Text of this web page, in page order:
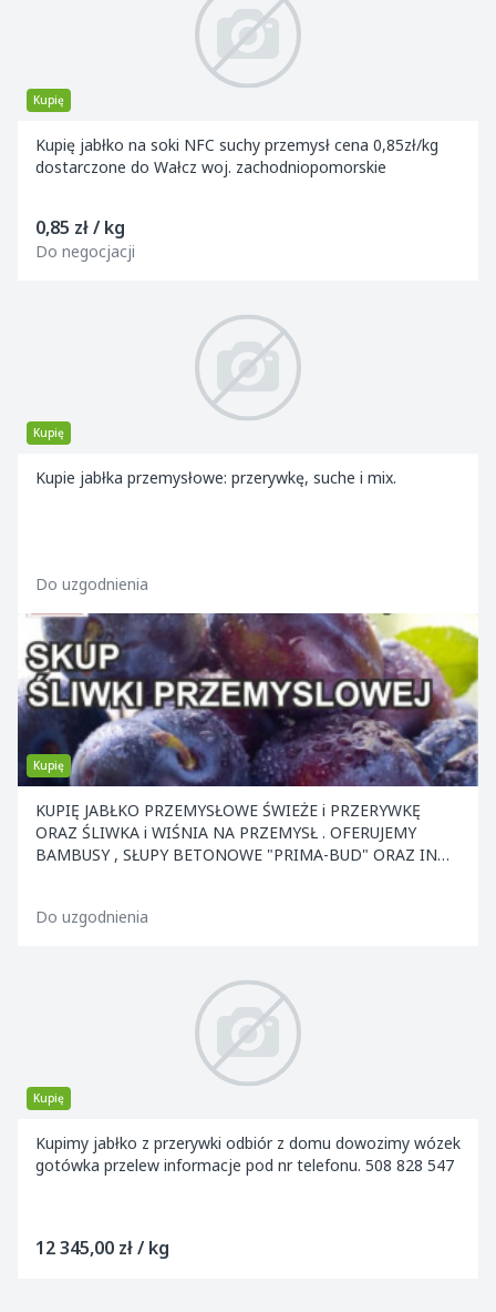
Kupię
Kupię jabłko na soki NFC suchy przemysł cena 0,85zł/kg
dostarczone do Wałcz woj. zachodniopomorskie
0,85 zł / kg
Do negocjacji
Kupię
Kupie jabłka przemysłowe: przerywkę, suche i mix.
Do uzgodnienia
Kupię
KUPIĘ JABŁKO PRZEMYSŁOWE ŚWIEŻE i PRZERYWKĘ
ORAZ ŚLIWKA i WIŚNIA NA PRZEMYSŁ . OFERUJEMY
BAMBUSY , SŁUPY BETONOWE "PRIMA-BUD" ORAZ INNE
Do uzgodnienia
Kupię
Kupimy jabłko z przerywki odbiór z domu dowozimy wózek
gotówka przelew informacje pod nr telefonu. 508 828 547
12 345,00 zł / kg